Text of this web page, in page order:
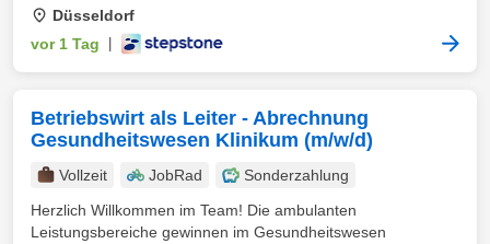
Düsseldorf
vor 1 Tag
Betriebswirt als Leiter - Abrechnung
Gesundheitswesen Klinikum (m/w/d)
Vollzeit JobRad
Sonderzahlung
Herzlich Willkommen im Team! Die ambulanten
Leistungsbereiche gewinnen im Gesundheitswesen